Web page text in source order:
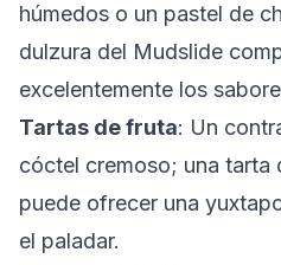
húmedos o un pastel de
dulzura del Mudslide
excelentemente los
Tartas de fruta: Un
cóctel cremoso; una tarta
puede ofrecer una
el paladar.